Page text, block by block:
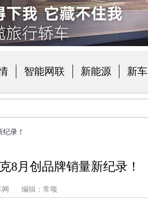
智能网联 新能源 新车
录！
8月创品牌销量新纪录！
车网 编辑：常颂